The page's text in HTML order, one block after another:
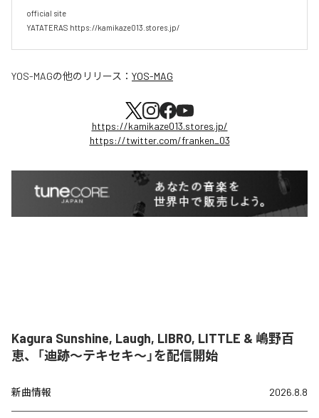
official site
YATATERAS https://kamikaze013.stores.jp/
YOS-MAGの他のリリース： YOS-MAG
https://kamikaze013.stores.jp/
https://twitter.com/franken_03
Kagura Sunshine, Laugh, LIBRO, LITTLE & 嶋野百
恵、「迪跡〜テキセキ〜」を配信開始
新曲情報 2026.8.8